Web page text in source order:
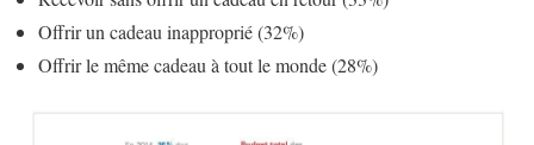
Offrir un cadeau inapproprié (32%)
Offrir le même cadeau à tout le monde (28%)